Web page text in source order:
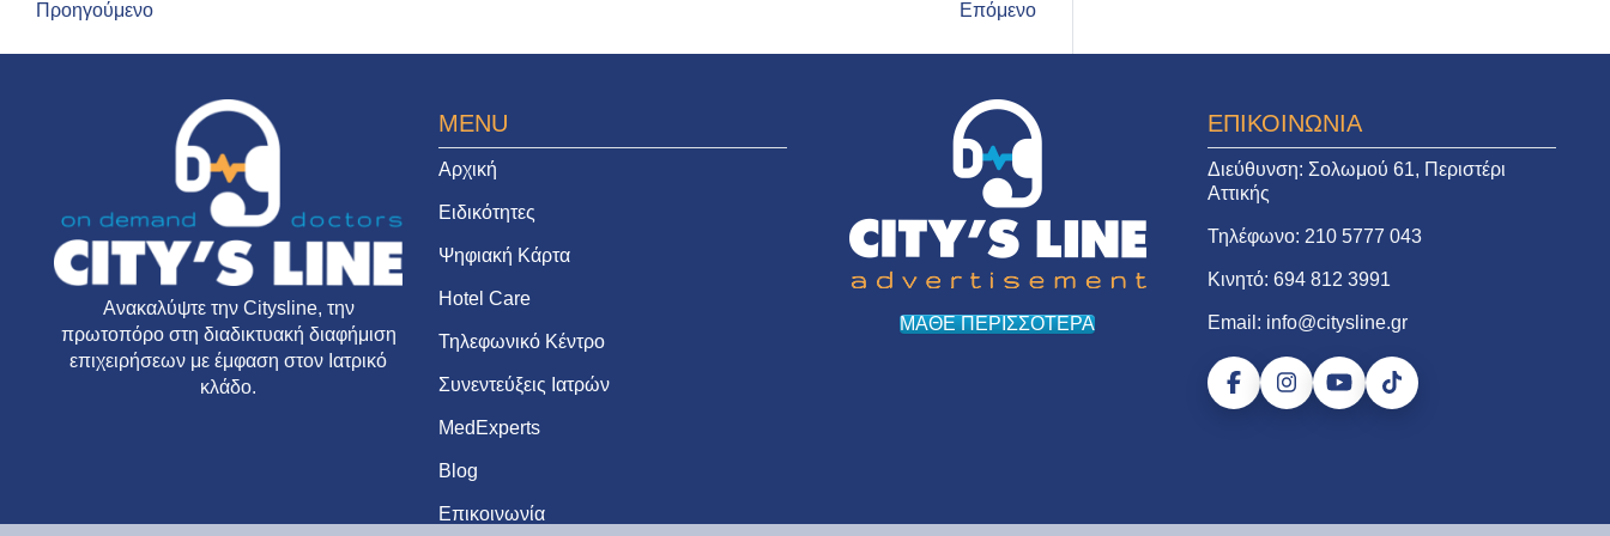
Προηγούμενο Επόμενο
Ανακαλύψτε την Citysline, την
πρωτοπόρο στη διαδικτυακή διαφήμιση
επιχειρήσεων με έμφαση στον Ιατρικό
κλάδο.
MENU
Αρχική
Ειδικότητες
Ψηφιακή Κάρτα
Hotel Care
Τηλεφωνικό Κέντρο
Συνεντεύξεις Ιατρών
MedExperts
Blog
Επικοινωνία
ΜΑΘΕ ΠΕΡΙΣΣΟΤΕΡΑ
ΕΠΙΚΟΙΝΩΝΙΑ
Διεύθυνση: Σολωμού 61, Περιστέρι
Αττικής
Τηλέφωνο: 210 5777 043
Κινητό: 694 812 3991
Email: info@citysline.gr